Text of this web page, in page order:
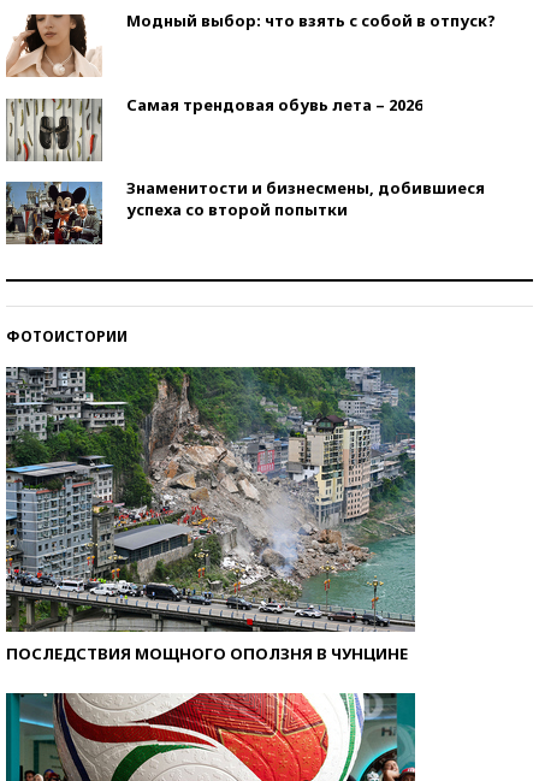
Модный выбор: что взять с собой в отпуск?
Самая трендовая обувь лета – 2026
Знаменитости и бизнесмены, добившиеся
успеха со второй попытки
ФОТОИСТОРИИ
ПОСЛЕДСТВИЯ МОЩНОГО ОПОЛЗНЯ В ЧУНЦИНЕ